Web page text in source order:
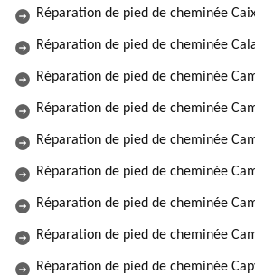
Réparation de pied de cheminée
Réparation de pied de cheminée
Réparation de pied de cheminée
Réparation de pied de cheminée
Réparation de pied de cheminée
Réparation de pied de cheminée
Réparation de pied de cheminée
Réparation de pied de cheminée
Réparation de pied de cheminée